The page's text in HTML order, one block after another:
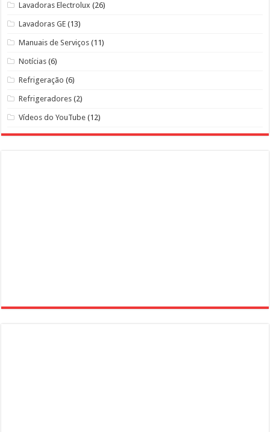
Lavadoras Electrolux (26)
Lavadoras GE (13)
Manuais de Serviços (11)
Notícias (6)
Refrigeração (6)
Refrigeradores (2)
Vídeos do YouTube (12)